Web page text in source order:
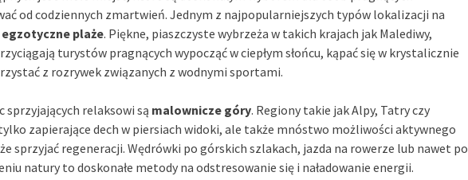
od codziennych zmartwień. Jednym z najpopularniejszych typów lokalizacji na
egzotyczne plaże. Piękne, piaszczyste wybrzeża w takich krajach jak Malediwy,
turystów pragnących wypocząć w ciepłym słońcu, kąpać się w krystalicznie
z rozrywek związanych z wodnymi sportami.
sprzyjających relaksowi są malownicze góry. Regiony takie jak Alpy, Tatry czy
zapierające dech w piersiach widoki, ale także mnóstwo możliwości aktywnego
sprzyjać regeneracji. Wędrówki po górskich szlakach, jazda na rowerze lub nawet po
natury to doskonałe metody na odstresowanie się i naładowanie energii.